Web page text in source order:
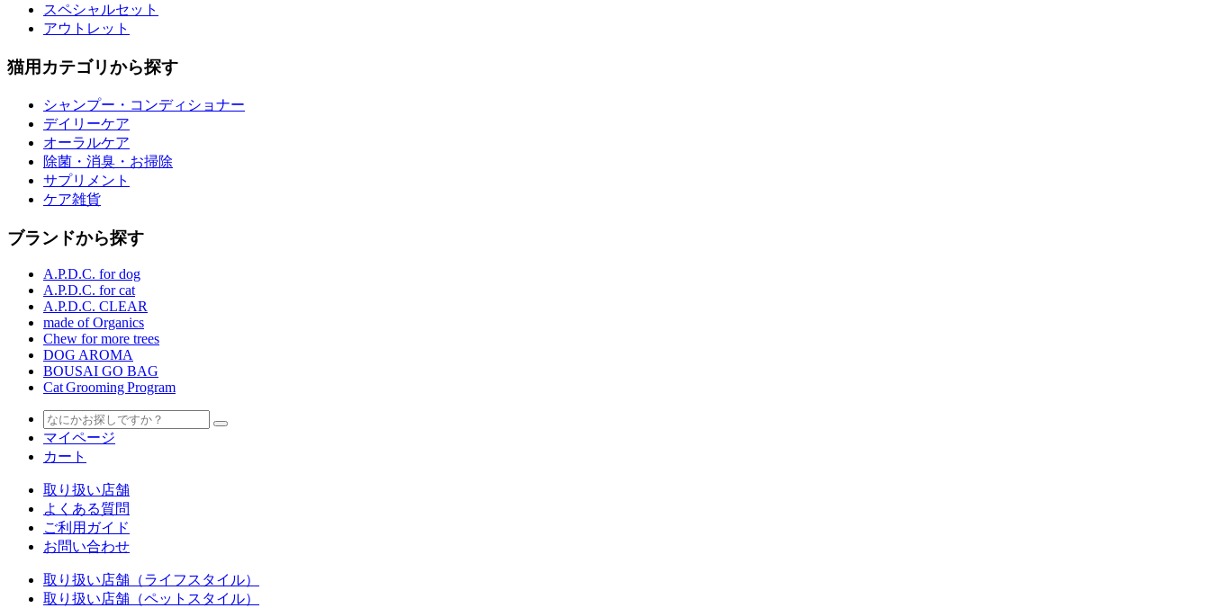
スペシャルセット
アウトレット
猫用カテゴリから探す
シャンプー・コンディショナー
デイリーケア
オーラルケア
除菌・消臭・お掃除
サプリメント
ケア雑貨
ブランドから探す
A.P.D.C. for dog
A.P.D.C. for cat
A.P.D.C. CLEAR
made of Organics
Chew for more trees
DOG AROMA
BOUSAI GO BAG
Cat Grooming Program
マイページ
カート
取り扱い店舗
よくある質問
ご利用ガイド
お問い合わせ
取り扱い店舗（ライフスタイル）
取り扱い店舗（ペットスタイル）